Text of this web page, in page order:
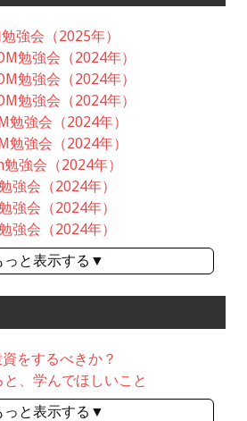
強会（2025年）
勉強会（2024年）
勉強会（2024年）
勉強会（2024年）
勉強会（2024年）
勉強会（2024年）
強会（2024年）
強会（2024年）
強会（2024年）
強会（2024年）
っと表示する▼
をするべきか？
、学んでほしいこと
っと表示する▼